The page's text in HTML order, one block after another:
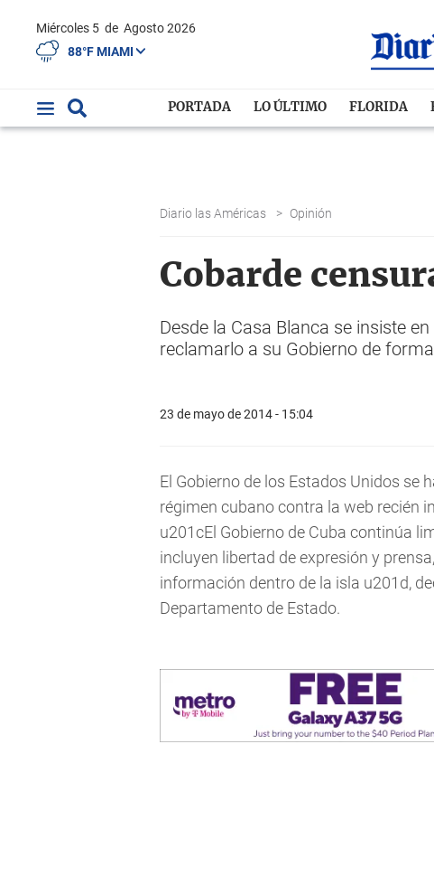
Miércoles 5 de Agosto 2026
88°F MIAMI
PORTADA LO ÚLTIMO FLORIDA
Diario las Américas > Opinión
Cobarde
Desde la Casa Blanca se insiste en
reclamarlo a su Gobierno de
23 de mayo de 2014 - 15:04
El Gobierno de los Estados Unidos se
régimen cubano contra la web recién
u201cEl Gobierno de Cuba continúa
incluyen libertad de expresión y
información dentro de la isla u201d,
Departamento de Estado.